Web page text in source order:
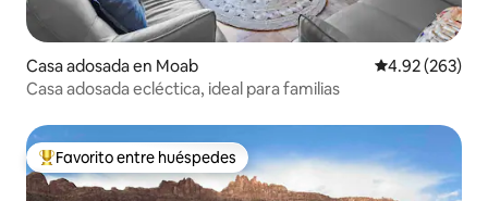
Casa adosada en Moab Calificación
4.92 (263)
Casa adosada ecléctica, ideal para familias
Favorito entre huéspedes preferido
Favorito entre huéspedes